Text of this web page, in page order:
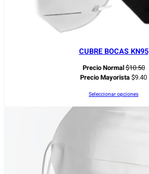
CUBRE BOCAS KN95
Precio Normal$10.50
Precio Mayorista$9.40
Seleccionar opciones